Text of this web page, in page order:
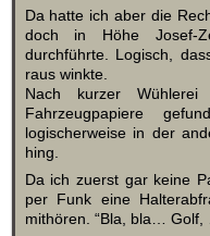
Da hatte ich aber die
doch in Höhe Josef-
durchführte. Logisch,
raus winkte.
Nach kurzer
Fahrzeugpapiere
logischerweise in der
hing.
Da ich zuerst gar keine
per Funk eine
mithören. “Bla, bla…